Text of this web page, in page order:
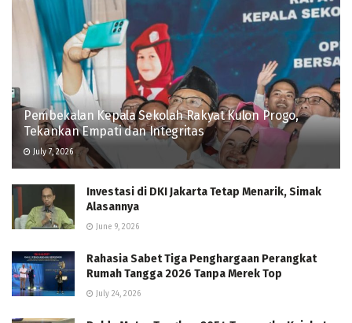
Pembekalan Kepala Sekolah Rakyat Kulon Progo,
Tekankan Empati dan Integritas
July 7, 2026
Investasi di DKI Jakarta Tetap Menarik, Simak
Alasannya
June 9, 2026
Rahasia Sabet Tiga Penghargaan Perangkat
Rumah Tangga 2026 Tanpa Merek Top
July 24, 2026